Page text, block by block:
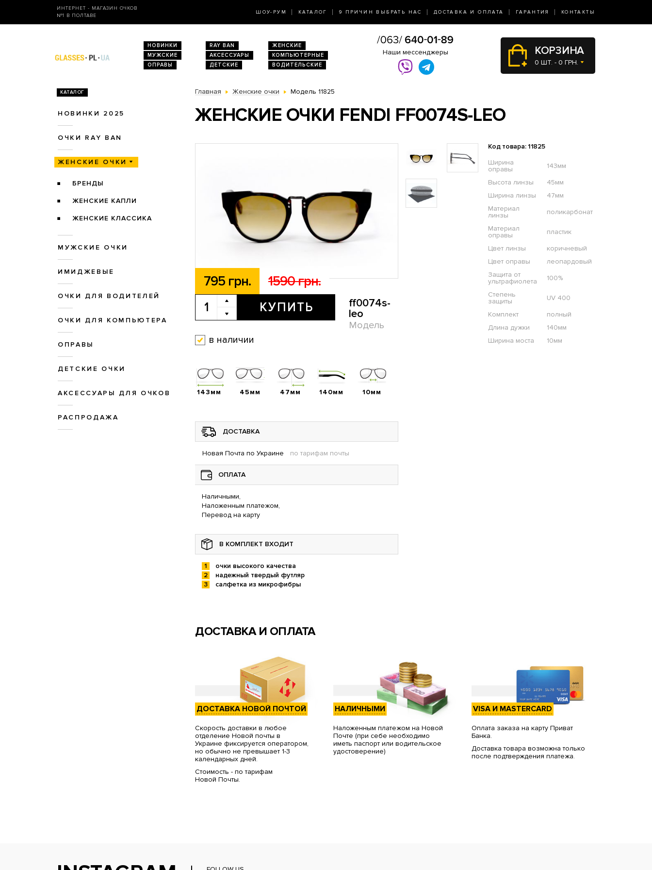
ИНТЕРНЕТ - МАГАЗИН ОЧКОВ
№1 В ПОЛТАВЕ
ШОУ-РУМ КАТАЛОГ 9 ПРИЧИН ВЫБРАТЬ НАС ДОСТАВКА И ОПЛАТА ГАРАНТИЯ КОНТАКТЫ
НОВИНКИ RAY BAN
ЖЕНСКИЕ
МУЖСКИЕ
АКСЕССУАРЫ
КОМПЬЮТЕРНЫЕ
ОПРАВЫ
ДЕТСКИЕ ВОДИТЕЛЬСКИЕ
Наши мессенджеры КОРЗИНА
0 ШТ. - 0 ГРН.
КАТАЛОГ
НОВИНКИ 2025
ОЧКИ RAY BAN
ЖЕНСКИЕ ОЧКИ
БРЕНДЫ
ЖЕНСКИЕ КАПЛИ
ЖЕНСКИЕ КЛАССИКА
МУЖСКИЕ ОЧКИ
ИМИДЖЕВЫЕ
ОЧКИ ДЛЯ ВОДИТЕЛЕЙ
ОЧКИ ДЛЯ КОМПЬЮТЕРА
ОПРАВЫ
ДЕТСКИЕ ОЧКИ
АКСЕССУАРЫ ДЛЯ ОЧКОВ
РАСПРОДАЖА
Главная Женские очки Модель 11825
ЖЕНСКИЕ ОЧКИ FENDI FF0074S-LEO
795 грн. 1590 грн.
КУПИТЬ
ff0074s-
leo
Модель
в наличии
Код товара: 11825
Ширина
оправы
143мм
Высота линзы
45мм
Ширина линзы
47мм
Материал
линзы
поликарбонат
Материал
оправы
пластик
Цвет линзы
коричневый
Цвет оправы
леопардовый
Защита от
ультрафиолета
100%
Степень
защиты
UV 400
Комплект
полный
Длина дужки
140мм
Ширина моста
10мм
143мм 45мм 47мм 140мм 10мм
ДОСТАВКА
Новая Почта по Украине по тарифам почты
ОПЛАТА
Наличными,
Наложенным платежом,
Перевод на карту
В КОМПЛЕКТ ВХОДИТ
очки высокого качества
надежный твердый футляр
салфетка из микрофибры
ДОСТАВКА И ОПЛАТА
ДОСТАВКА НОВОЙ ПОЧТОЙ
Скорость доставки в любое
отделение Новой почты в
Украине фиксируется оператором,
но обычно не превышает 1-3
календарных дней.
Стоимость - по тарифам
Новой Почты.
НАЛИЧНЫМИ
Наложенным платежом на Новой
Почте (при себе необходимо
иметь паспорт или водительское
удостоверение)
VISA И MASTERCARD
Оплата заказа на карту Приват
Банка.
Доставка товара возможна только
после подтверждения платежа.